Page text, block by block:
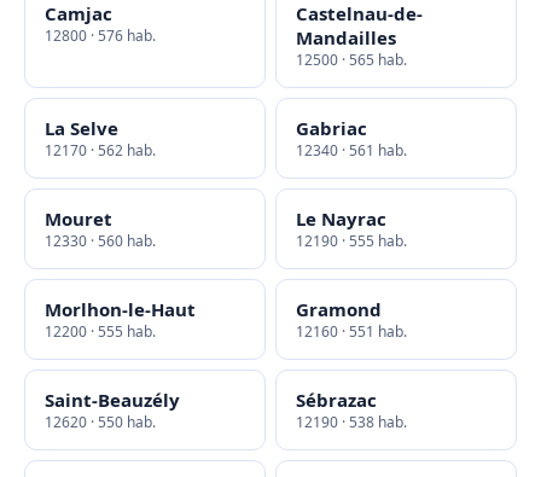
Camjac
12800 · 576 hab.
Castelnau-de-
Mandailles
12500 · 565 hab.
La Selve
12170 · 562 hab.
Gabriac
12340 · 561 hab.
Mouret
12330 · 560 hab.
Le Nayrac
12190 · 555 hab.
Morlhon-le-Haut
12200 · 555 hab.
Gramond
12160 · 551 hab.
Saint-Beauzély
12620 · 550 hab.
Sébrazac
12190 · 538 hab.